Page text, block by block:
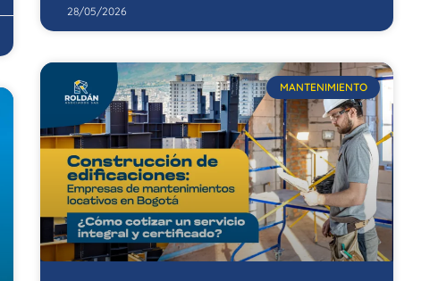
28/05/2026
MANTENIMIENTO